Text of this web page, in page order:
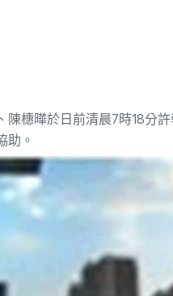
橞曄於日前清晨7時18分
助。